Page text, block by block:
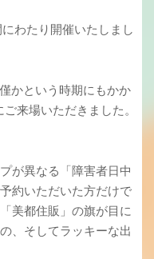
わたり開催いたしまし
かという時期にもかか
来場いただきました。
が異なる「障害者日中
約いただいた方だけで
美都住販」の旗が目に
、そしてラッキーな出